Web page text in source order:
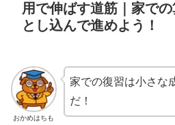
用で伸ばす道筋｜家で
とし込んで進めよう！
おかめはちも
家での復習は小さな
だ！